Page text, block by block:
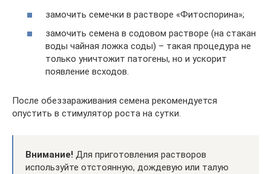
замочить семечки в растворе «Фитоспорина»;
замочить семена в содовом растворе (на стакан
воды чайная ложка соды) – такая процедура не
только уничтожит патогены, но и ускорит
появление всходов.
После обеззараживания семена рекомендуется
опустить в стимулятор роста на сутки.
Внимание! Для приготовления растворов
используйте отстоянную, дождевую или талую